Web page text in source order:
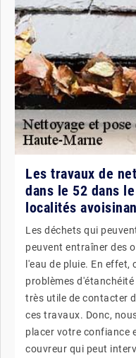
Les travaux de
dans le 52 dans
localités
Les déchets qui
peuvent entraîner des
l'eau de pluie. En
problèmes
très utile de contacter
ces travaux. Donc,
placer votre confiance
couvreur qui peut